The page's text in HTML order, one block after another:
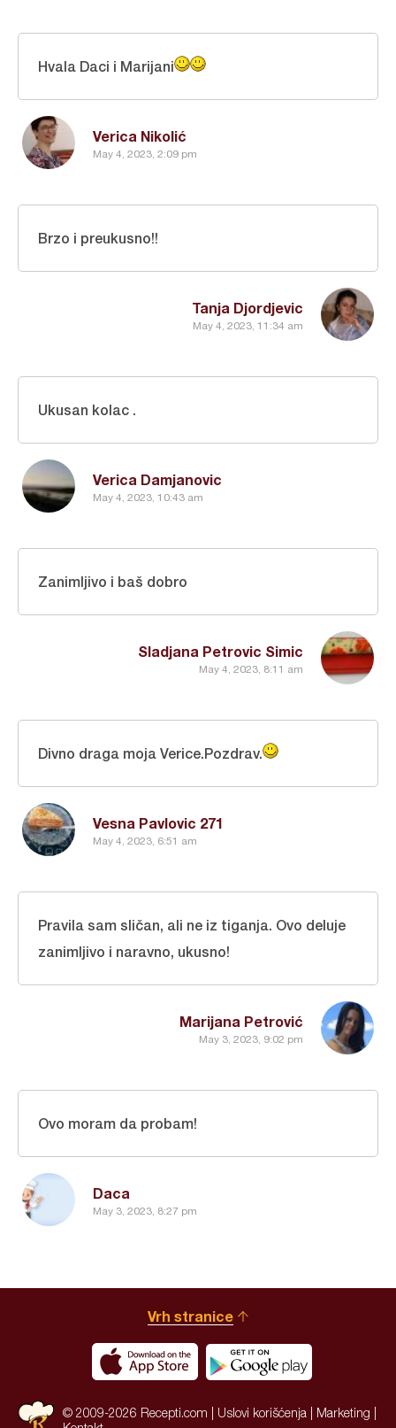
Verica Nikolić
May 4, 2023, 2:09 pm
Hvala Daci i Marijani
Tanja Djordjevic
May 4, 2023, 11:34 am
Brzo i preukusno!!
Verica Damjanovic
May 4, 2023, 10:43 am
Ukusan kolac .
Sladjana Petrovic Simic
May 4, 2023, 8:11 am
Zanimljivo i baš dobro
Vesna Pavlovic 271
May 4, 2023, 6:51 am
Divno draga moja Verice.Pozdrav.
Marijana Petrović
May 3, 2023, 9:02 pm
Pravila sam sličan, ali ne iz tiganja. Ovo deluje
zanimljivo i naravno, ukusno!
Daca
May 3, 2023, 8:27 pm
Ovo moram da probam!
Vrh stranice
© 2009-2026 Recepti.com | Uslovi korišćenja Marketing